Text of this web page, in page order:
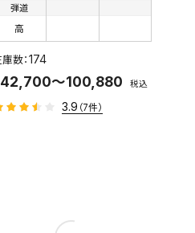
弾道
高
174
42,700～100,880 税込
3.9 （7件）